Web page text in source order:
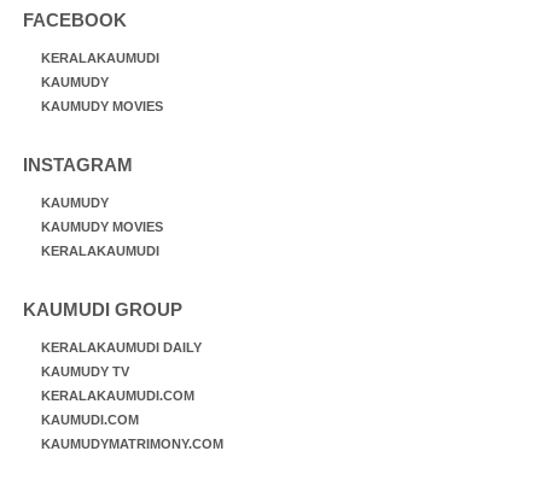
FACEBOOK
KERALAKAUMUDI
KAUMUDY
KAUMUDY MOVIES
INSTAGRAM
KAUMUDY
KAUMUDY MOVIES
KERALAKAUMUDI
KAUMUDI GROUP
KERALAKAUMUDI DAILY
KAUMUDY TV
KERALAKAUMUDI.COM
KAUMUDI.COM
KAUMUDYMATRIMONY.COM